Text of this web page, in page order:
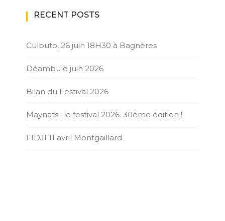
RECENT POSTS
Culbuto, 26 juin 18H30 à Bagnères
Déambule juin 2026
Bilan du Festival 2026
Maynats : le festival 2026. 30ème édition !
FIDJI 11 avril Montgaillard